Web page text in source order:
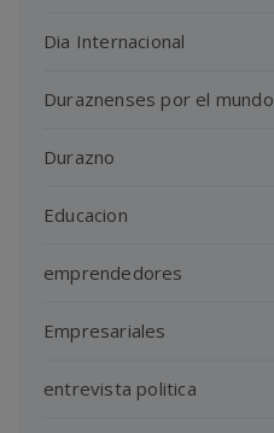
Dia Internacional
Duraznenses por el mundo
Durazno
Educacion
emprendedores
Empresariales
entrevista politica